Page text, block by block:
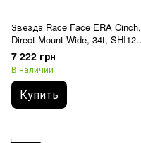
Звезда Race Face ERA Cinch,
Direct Mount Wide, 34t, SHI12
Chainring
7 222 грн
В наличии
Купить